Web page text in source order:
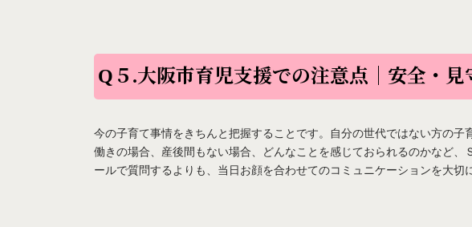
Q５.大阪市育児支援での注意点｜安全・
今の子育て事情をきちんと把握することです。自分の世代ではない方の
働きの場合、産後間もない場合、どんなことを感じておられるのかなど
ールで質問するよりも、当日お顔を合わせてのコミュニケーションを大切